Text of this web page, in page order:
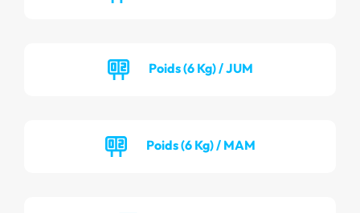
Poids (6 Kg) / JUM
Poids (6 Kg) / MAM